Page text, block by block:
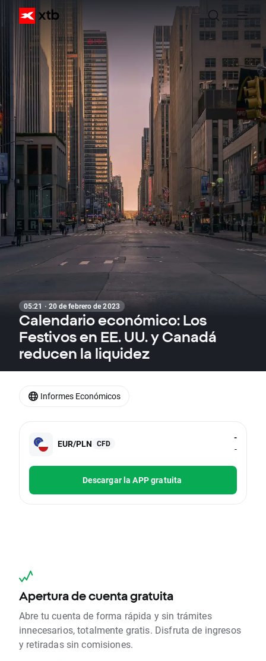
05:21 · 20 de febrero de 2023
Calendario económico: Los
Festivos en EE. UU. y Canadá
reducen la liquidez
EUR/PLN CFD
-
-
Descargar la APP gratuita
Apertura de cuenta gratuita
Abre tu cuenta de forma rápida y sin trámites
innecesarios, totalmente gratis. Disfruta de ingresos
y retiradas sin comisiones.
Informes Económicos